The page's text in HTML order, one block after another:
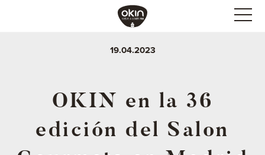
19.04.2023
OKIN en la 36
edición del Salon